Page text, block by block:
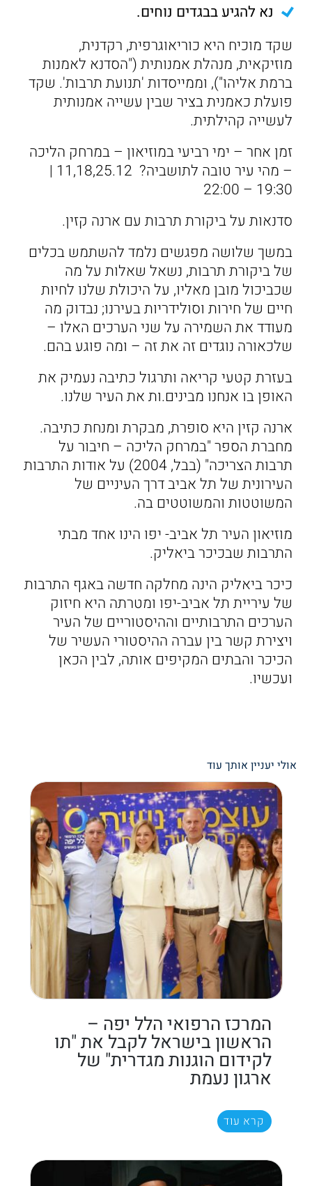
נא להגיע בבגדים נוחים.
שקד מוכיח היא כוריאוגרפית, רקדנית,
מוזיקאית, מנהלת אמנותית ("הסדנא לאמנות
ברמת אליהו"), וממייסדות 'תנועת תרבות'. שקד
פועלת כאמנית בציר שבין עשייה אמנותית
לעשייה קהילתית.
זמן אחר – ימי רביעי במוזיאון – במרחק הליכה
– מהי עיר טובה לתושביה? 11,18,25.12 |
19:30 – 22:00
סדנאות על ביקורת תרבות עם ארנה קזין.
במשך שלושה מפגשים נלמד להשתמש בכלים
של ביקורת תרבות, נשאל שאלות על מה
שכביכול מובן מאליו, על היכולת שלנו לחיות
חיים של חירות וסולידריות בעירנו; נבדוק מה
מעודד את השמירה על שני הערכים האלו –
שלכאורה נוגדים זה את זה – ומה פוגע בהם.
בעזרת קטעי קריאה ותרגול כתיבה נעמיק את
האופן בו אנחנו מבינים.ות את העיר שלנו.
ארנה קזין היא סופרת, מבקרת ומנחת כתיבה.
מחברת הספר "במרחק הליכה – חיבור על
תרבות הצריכה" (בבל, 2004) על אודות התרבות
העירונית של תל אביב דרך העיניים של
המשוטטות והמשוטטים בה.
מוזיאון העיר תל אביב- יפו הינו אחד מבתי
התרבות שבכיכר ביאליק.
כיכר ביאליק הינה מחלקה חדשה באגף התרבות
של עיריית תל אביב-יפו ומטרתה היא חיזוק
הערכים התרבותיים וההיסטוריים של העיר
ויצירת קשר בין עברה ההיסטורי העשיר של
הכיכר והבתים המקיפים אותה, לבין הכאן
ועכשיו.
אולי יעניין אותך עוד
המרכז הרפואי הלל יפה –
הראשון בישראל לקבל את "תו
לקידום הוגנות מגדרית" של
ארגון נעמת
קרא עוד